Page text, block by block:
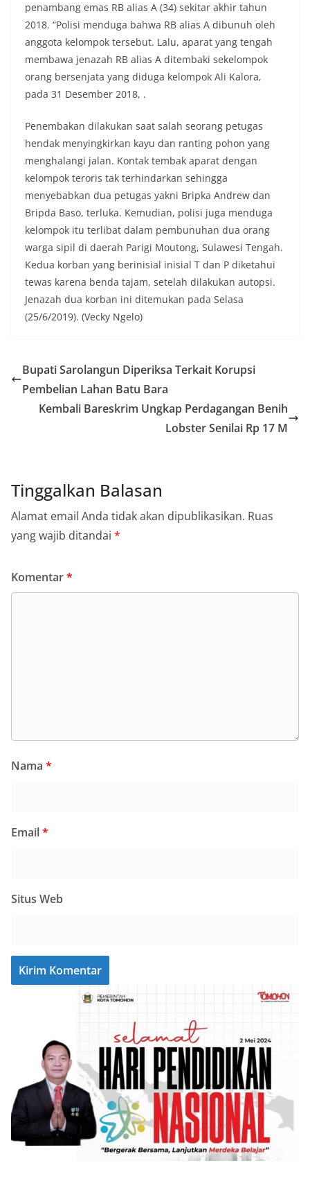
penambang emas RB alias A (34) sekitar akhir tahun
2018. “Polisi menduga bahwa RB alias A dibunuh oleh
anggota kelompok tersebut. Lalu, aparat yang tengah
membawa jenazah RB alias A ditembaki sekelompok
orang bersenjata yang diduga kelompok Ali Kalora,
pada 31 Desember 2018, .
Penembakan dilakukan saat salah seorang petugas
hendak menyingkirkan kayu dan ranting pohon yang
menghalangi jalan. Kontak tembak aparat dengan
kelompok teroris tak terhindarkan sehingga
menyebabkan dua petugas yakni Bripka Andrew dan
Bripda Baso, terluka. Kemudian, polisi juga menduga
kelompok itu terlibat dalam pembunuhan dua orang
warga sipil di daerah Parigi Moutong, Sulawesi Tengah.
Kedua korban yang berinisial inisial T dan P diketahui
tewas karena benda tajam, setelah dilakukan autopsi.
Jenazah dua korban ini ditemukan pada Selasa
(25/6/2019). (Vecky Ngelo)
Bupati Sarolangun Diperiksa Terkait Korupsi
Pembelian Lahan Batu Bara
Kembali Bareskrim Ungkap Perdagangan Benih
Lobster Senilai Rp 17 M
Tinggalkan Balasan
Alamat email Anda tidak akan dipublikasikan. Ruas
yang wajib ditandai *
Komentar*
Nama *
Email*
Situs Web